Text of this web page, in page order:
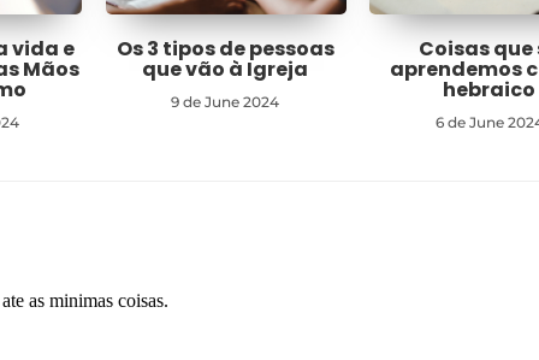
vida e
Mãos
Os 3 tipos de pessoas
que vão à Igreja
9 de June 2024
Coisas que
aprendemos
hebraico
6 de June